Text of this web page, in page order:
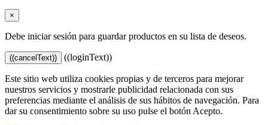
×
Debe iniciar sesión para guardar productos en su lista de deseos.
((cancelText)) ((loginText))
Este sitio web utiliza cookies propias y de terceros para mejorar
nuestros servicios y mostrarle publicidad relacionada con sus
preferencias mediante el análisis de sus hábitos de navegación. Para
dar su consentimiento sobre su uso pulse el botón Acepto.